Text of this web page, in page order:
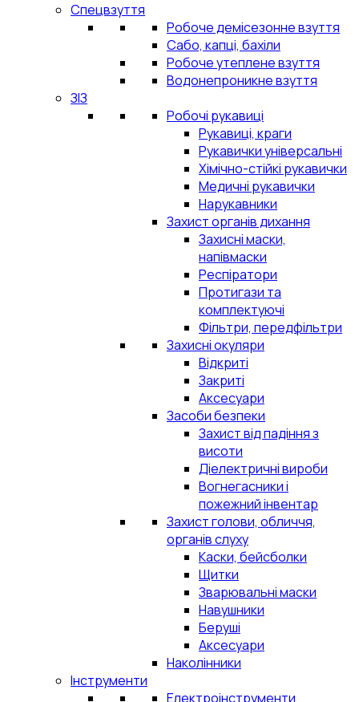
Спецвзуття
Робоче демісезонне взуття
Сабо, капці, бахіли
Робоче утеплене взуття
Водонепроникне взуття
ЗІЗ
Робочі рукавиці
Рукавиці, краги
Рукавички універсальні
Хімічно-стійкі рукавички
Медичні рукавички
Нарукавники
Захист органів дихання
Захисні маски,
напівмаски
Респіратори
Протигази та
комплектуючі
Фільтри, передфільтри
Захисні окуляри
Відкриті
Закриті
Аксесуари
Засоби безпеки
Захист від падіння з
висоти
Діелектричні вироби
Вогнегасники і
пожежний інвентар
Захист голови, обличчя,
органів слуху
Каски, бейсболки
Щитки
Зварювальні маски
Навушники
Беруші
Аксесуари
Наколінники
Інструменти
Електроінструменти